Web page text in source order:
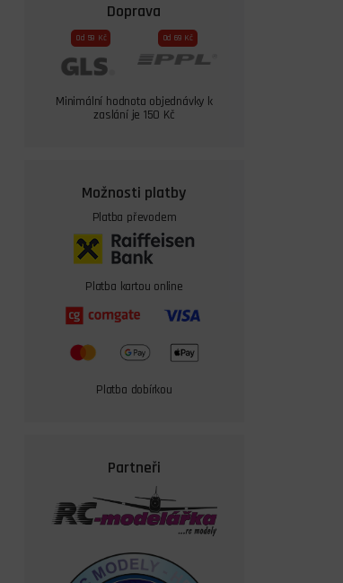
Doprava
Od 59 Kč Od 69 Kč
Minimální hodnota objednávky k
zaslání je 150 Kč
Možnosti platby
Platba převodem
Platba kartou online
Platba dobírkou
Partneři